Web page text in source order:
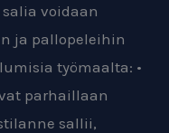
voidaan
ja pallopeleihin
työmaalta: •
parhaillaan
sallii,